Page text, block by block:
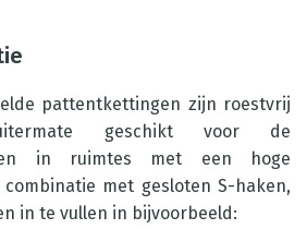
pattentkettingen zijn roestvrij
geschikt voor de
en in ruimtes met een hoge
met gesloten S-haken,
in te vullen in bijvoorbeeld: